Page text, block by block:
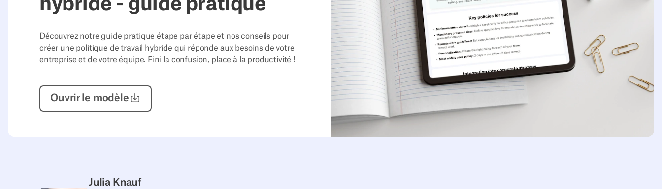
hybride - guide pratique
Découvrez notre guide pratique étape par étape et nos conseils pour
créer une politique de travail hybride qui réponde aux besoins de votre
entreprise et de votre équipe. Fini la confusion, place à la productivité !
Ouvrir le modèle
Julia Knauf